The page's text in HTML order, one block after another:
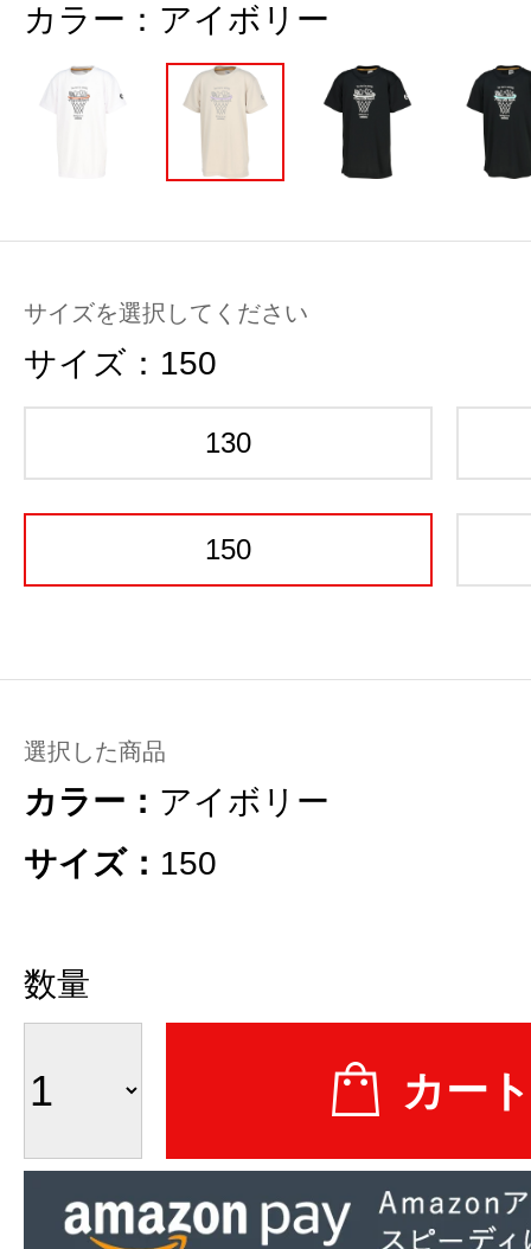
カラー： アイボリー
サイズを選択してください
サイズ： 150
130
150
選択した商品
カラー： アイボリー
サイズ： 150
数量